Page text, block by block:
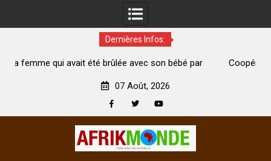
Dernières Infos:
brûlée avec son bébé par
Coopération: Le ministre Indien
07 Août, 2026